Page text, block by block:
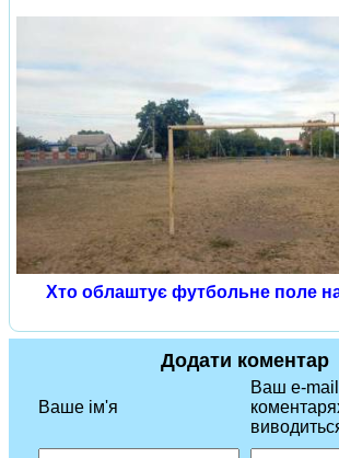
Хто облаштує футбольне поле
Додати коментар
Ваше ім'я
Ваш e-